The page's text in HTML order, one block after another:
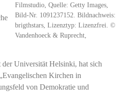
Filmstudio, Quelle: Getty Images,
Bild-Nr. 1091237152. Bildnachweis:
brigthstars, Lizenztyp: Lizenzfrei. ©
Vandenhoeck & Ruprecht,
Universität Helsinki, hat sich
Kirchen in
von Demokratie und